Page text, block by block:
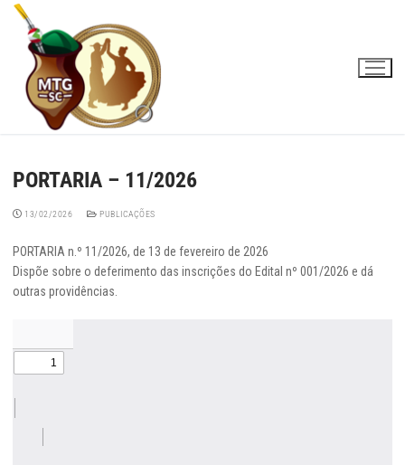
Skip
content
PORTARIA – 11/2026
13/02/2026 PUBLICAÇÕES
PORTARIA n.º 11/2026, de 13 de fevereiro de 2026
Dispõe sobre o deferimento das inscrições do Edital nº 001/2026 e dá
outras providências.